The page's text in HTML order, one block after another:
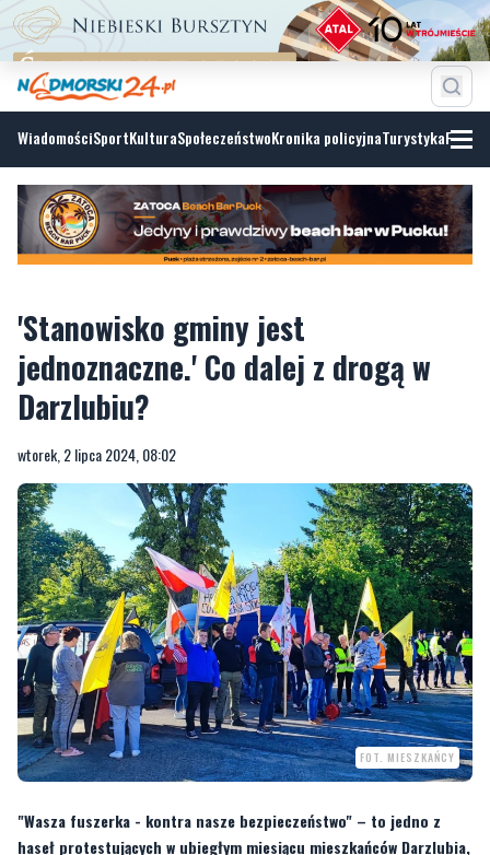
WiadomościSportKulturaSpołeczeństwoKronika policyjnaTurystyka
'Stanowisko gminy jest
jednoznaczne.' Co dalej z drogą w
Darzlubiu?
wtorek, 2 lipca 2024, 08:02
FOT. MIESZKAŃCY
"Wasza fuszerka - kontra nasze bezpieczeństwo" – to jedno z
haseł protestujących w ubiegłym miesiącu mieszkańców Darzlubia,